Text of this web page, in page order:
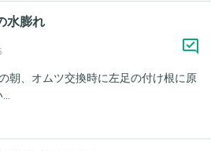
水膨れ
朝、オムツ交換時に左足の付け根に原